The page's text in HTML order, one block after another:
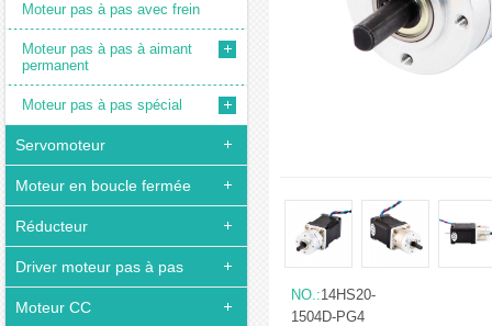
Moteur pas à pas avec frein
Moteur pas à pas à aimant
permanent
Moteur pas à pas spécial
Servomoteur
Moteur en boucle fermée
Réducteur
Driver moteur pas à pas
Moteur CC
NO.:14HS20-
1504D-PG4